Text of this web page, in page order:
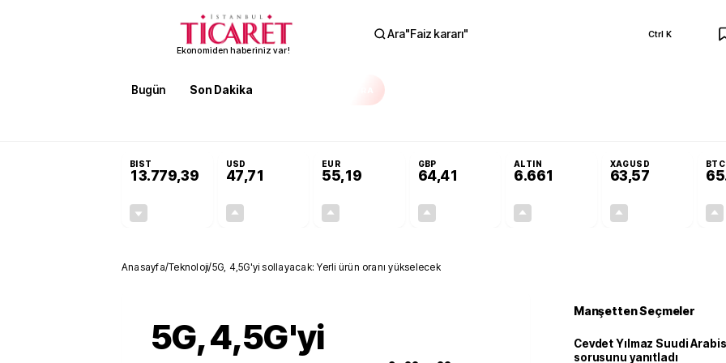
Ekonomiden haberiniz var!
Ara"Faiz kararı" Ctrl K
Bugün Son Dakika
BIST
13.779,39
USD
47,71
EUR
55,19
GBP
64,41
ALTIN
6.661
XAGUSD
63,57
BTC
Anasayfa/Teknoloji/5G, 4,5G'yi sollayacak: Yerli ürün oranı yükselecek
5G, 4,5G'yi
Manşetten Seçmeler
Cevdet Yılmaz Suudi
sorusunu yanıtladı